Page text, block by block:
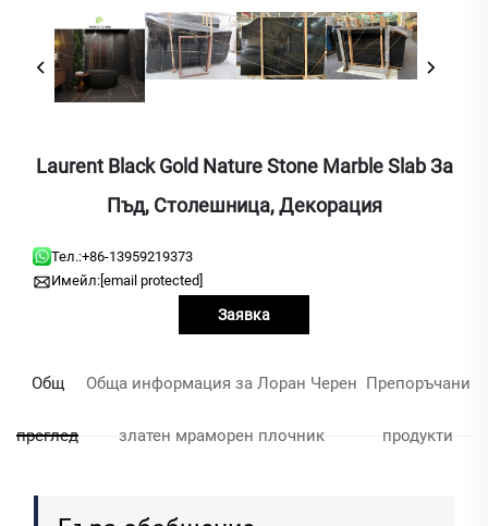
Laurent Black Gold Nature Stone Marble Slab За
Пъд, Столешница, Декорация
Тел.:+86-13959219373
Имейл:[email protected]
Заявка
Общ
преглед
Обща информация за Лоран Черен
златен мраморен плочник
Препоръчани
продукти